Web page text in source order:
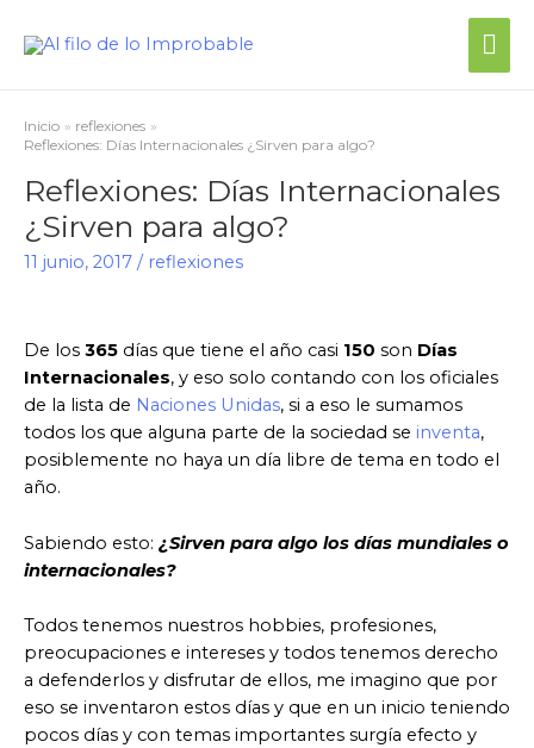
Inicio
reflexiones
Reflexiones: Días Internacionales ¿Sirven para algo?
Reflexiones: Días Internacionales
¿Sirven para algo?
11 junio, 2017 / reflexiones
De los 365 días que tiene el año casi 150 son Días
Internacionales, y eso solo contando con los oficiales
de la lista de Naciones Unidas, si a eso le sumamos
todos los que alguna parte de la sociedad se inventa,
posiblemente no haya un día libre de tema en todo el
año.
Sabiendo esto: ¿Sirven para algo los días mundiales o
internacionales?
Todos tenemos nuestros hobbies, profesiones,
preocupaciones e intereses y todos tenemos derecho
a defenderlos y disfrutar de ellos, me imagino que por
eso se inventaron estos días y que en un inicio teniendo
pocos días y con temas importantes surgía efecto y